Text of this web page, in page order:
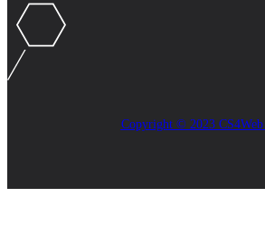
Copyright © 2023 CS4Web